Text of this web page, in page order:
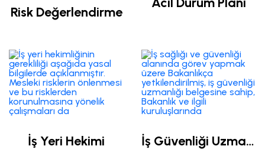
Risk Değerlendirme
İş Yeri Hekimi İş Güvenliği Uzmanlığı